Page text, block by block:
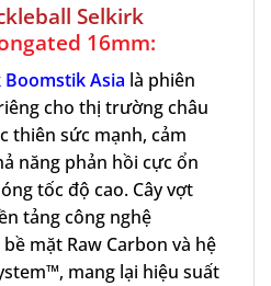
Selkirk
16mm:
Boomstik Asia là phiên
cho thị trường châu
thiên sức mạnh, cảm
năng phản hồi cực ổn
tốc độ cao. Cây vợt
tảng công nghệ
mặt Raw Carbon và hệ
mang lại hiệu suất